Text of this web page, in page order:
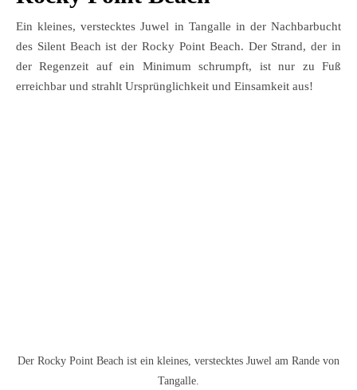
Ein kleines, verstecktes Juwel in Tangalle in der Nachbarbucht
des Silent Beach ist der Rocky Point Beach. Der Strand, der in
der Regenzeit auf ein Minimum schrumpft, ist nur zu Fuß
erreichbar und strahlt Ursprünglichkeit und Einsamkeit aus!
Der Rocky Point Beach ist ein kleines, verstecktes Juwel am Rande von
Tangalle.